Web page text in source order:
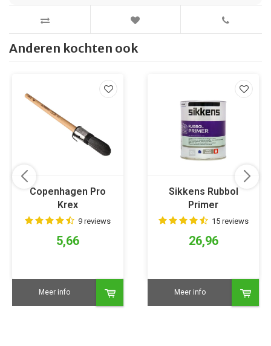
Anderen kochten ook
Copenhagen Pro
Krex
Patentpuntkwast
9 reviews
5,66
Meer info
Sikkens Rubbol
Primer
15 reviews
26,96
Meer info